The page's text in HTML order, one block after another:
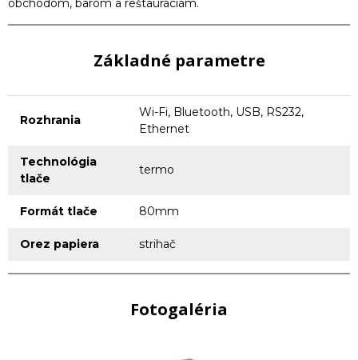
Základné parametre
Rozhrania
Wi-Fi, Bluetooth, USB, RS232,
Ethernet
Technológia
tlače
termo
Formát tlače 80mm
Orez papiera strihač
Fotogaléria